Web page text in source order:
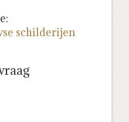
schilderijen